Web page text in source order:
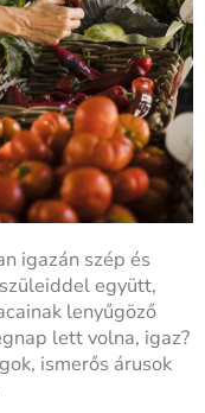
igazán szép és
együtt,
lenyűgöző
lett volna, igaz?
ismerős árusok